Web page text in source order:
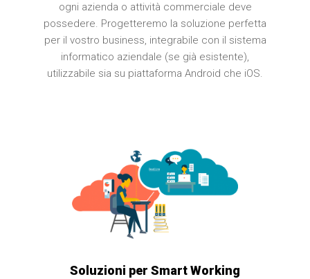
ogni azienda o attività commerciale deve
possedere. Progetteremo la soluzione perfetta
per il vostro business, integrabile con il sistema
informatico aziendale (se già esistente),
utilizzabile sia su piattaforma Android che iOS.
Soluzioni per Smart Working